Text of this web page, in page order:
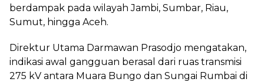
berdampak pada wilayah Jambi, Sumbar, Riau,
Sumut, hingga Aceh.
Direktur Utama Darmawan Prasodjo mengatakan,
indikasi awal gangguan berasal dari ruas transmisi
275 kV antara Muara Bungo dan Sungai Rumbai di